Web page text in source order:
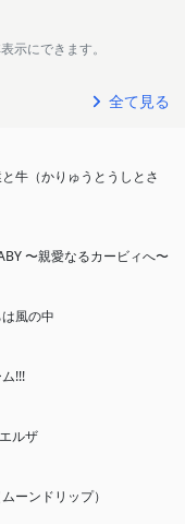
示にできます。
全て見る
牛（かりゅうとうしとさ
〜親愛なるカービィへ〜
風の中
!!!
ルザ
ーンドリップ）